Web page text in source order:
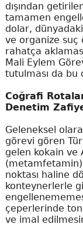
dışından
tamamen
dolar,
ve organize suç
rahatça
Mali Eylem
tutulması da bu
Coğrafi
Denetim
Geleneksel
görevi gören
gelen kokain ve
noktası haline
konteynerlerle
çeperlerinde
ve imal